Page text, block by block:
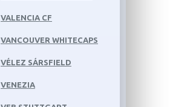
VALENCIA CF
VANCOUVER WHITECAPS
VÉLEZ SÁRSFIELD
VENEZIA